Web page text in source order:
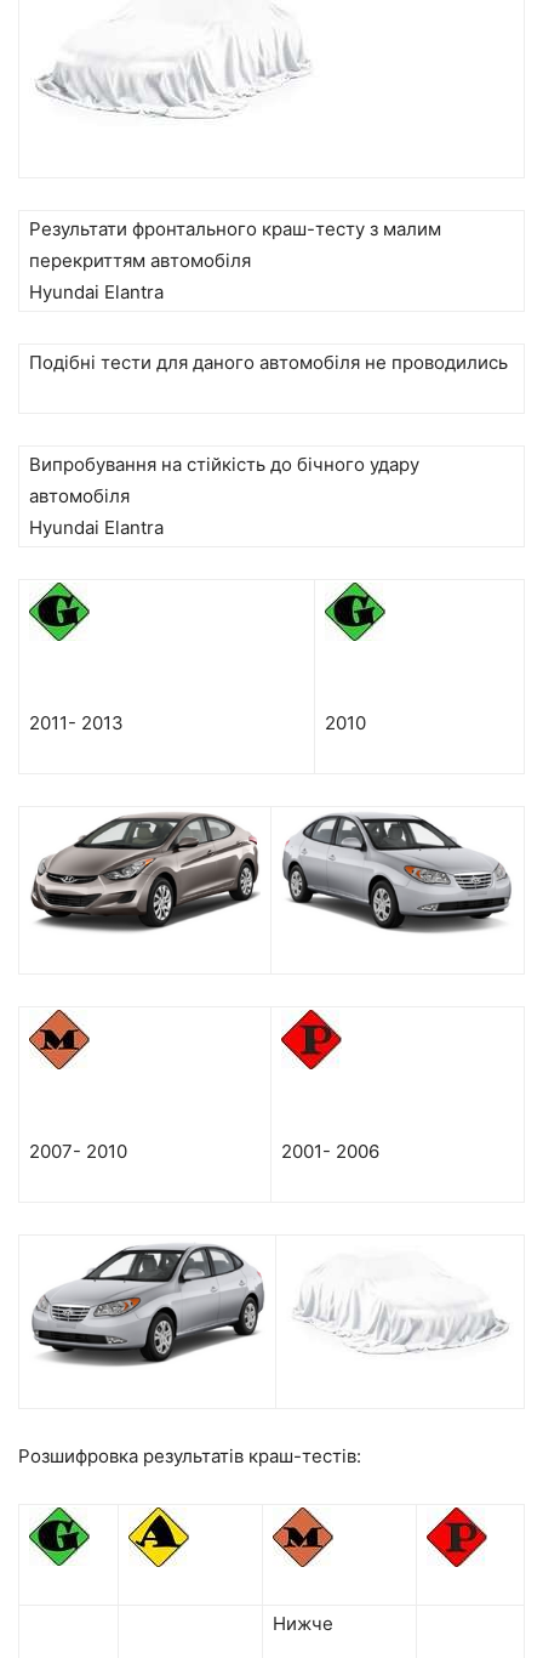
Результати фронтального краш-тесту з малим
перекриттям автомобіля
Hyundai Elantra
Подібні тести для даного автомобіля не проводились
Випробування на стійкість до бічного удару
автомобіля
Hyundai Elantra
2011- 2013 2010
2007- 2010 2001- 2006
Розшифровка результатів краш-тестів:
Нижче